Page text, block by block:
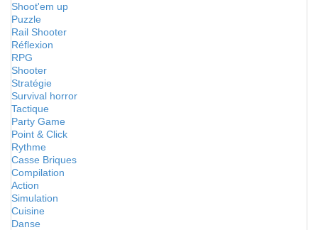
Shoot'em up
Puzzle
Rail Shooter
Réflexion
RPG
Shooter
Stratégie
Survival horror
Tactique
Party Game
Point & Click
Rythme
Casse Briques
Compilation
Action
Simulation
Cuisine
Danse